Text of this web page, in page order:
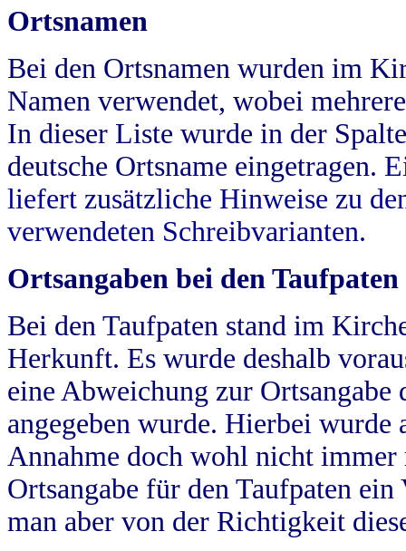
Ortsnamen
Bei den Ortsnamen wurden im
Namen verwendet, wobei
In dieser Liste wurde in der
deutsche Ortsname eingetragen.
liefert zusätzliche Hinweise zu
verwendeten Schreibvarianten.
Ortsangaben bei den Taufpaten
Bei den Taufpaten stand im
Herkunft. Es wurde deshalb
eine Abweichung zur
angegeben wurde. Hierbei wurde
Annahme doch wohl nicht
Ortsangabe für den Taufpaten
man aber von der Richtigkeit